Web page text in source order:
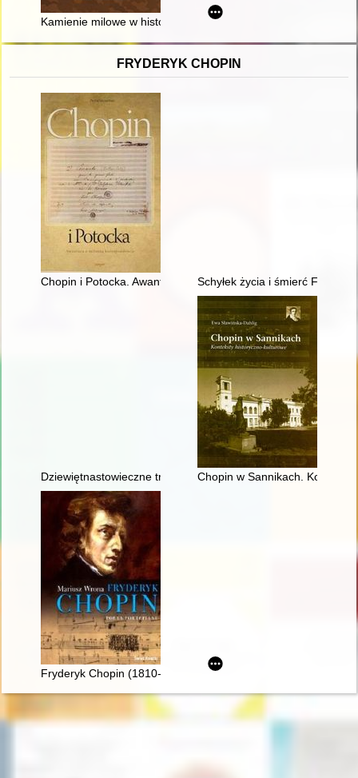
Kamienie milowe w historii Polskiego Związku Łowieckiego
FRYDERYK CHOPIN
Chopin i Potocka. Awantura o miłosną korespondencję
Schyłek życia i śmierć
Dziewiętnastowieczne transkrypcje utworów Fryderyka
Chopin w Sannikach.
Fryderyk Chopin (1810-1849). Poeta fortepianu